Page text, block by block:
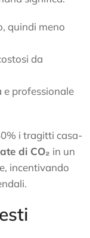
quindi meno
da
professionale
i tragitti casa-
di CO₂ in un
incentivando